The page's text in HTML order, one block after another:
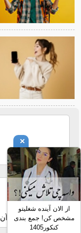
فال حافظ
استخاره با قرآن
×
از الان آینده شغلیتو
مشخص کن! جمع بندی
کنکور1405